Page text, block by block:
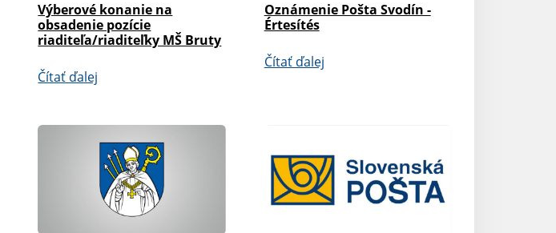
Výberové konanie na
obsadenie pozície
riaditeľa/riaditeľky MŠ Bruty
Čítať ďalej
Oznámenie Pošta Svodín -
Értesítés
Čítať ďalej